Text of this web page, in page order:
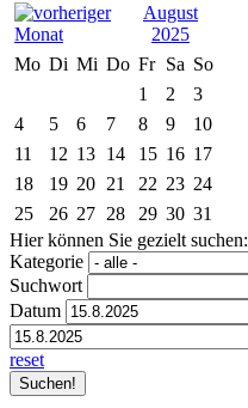
August
2025
Mo Di Mi Do Fr Sa So
1
2
3
4
5 6 7 8 9
10
11
12 13 14 15 16 17
18
19 20 21 22 23 24
25
26 27 28 29 30 31
Hier können Sie gezielt suchen:
Kategorie
Suchwort
Datum
reset